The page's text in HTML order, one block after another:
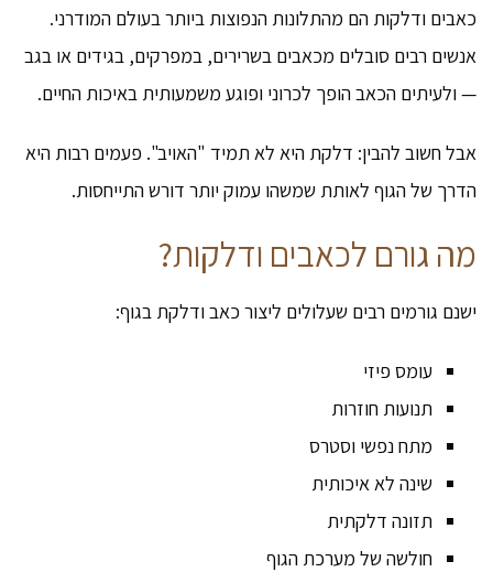
כאבים ודלקות הם מהתלונות הנפוצות ביותר בעולם המודרני.
אנשים רבים סובלים מכאבים בשרירים, במפרקים, בגידים או בגב
— ולעיתים הכאב הופך לכרוני ופוגע משמעותית באיכות החיים.
אבל חשוב להבין: דלקת היא לא תמיד "האויב". פעמים רבות היא
הדרך של הגוף לאותת שמשהו עמוק יותר דורש התייחסות.
מה גורם לכאבים ודלקות?
ישנם גורמים רבים שעלולים ליצור כאב ודלקת בגוף:
עומס פיזי
תנועות חוזרות
מתח נפשי וסטרס
שינה לא איכותית
תזונה דלקתית
חולשה של מערכת הגוף